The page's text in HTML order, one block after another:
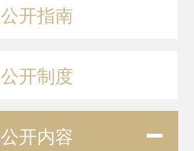
公开指南
公开制度
公开内容